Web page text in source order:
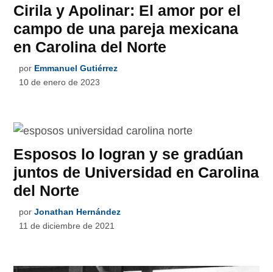
Cirila y Apolinar: El amor por el
campo de una pareja mexicana
en Carolina del Norte
por Emmanuel Gutiérrez
10 de enero de 2023
Esposos lo logran y se gradúan
juntos de Universidad en Carolina
del Norte
por Jonathan Hernández
11 de diciembre de 2021